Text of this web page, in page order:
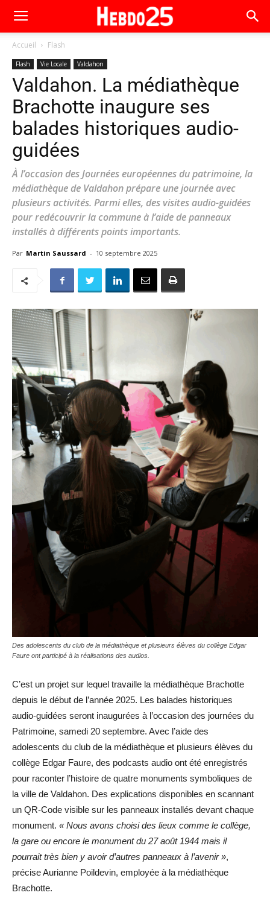
Accueil Flash
Flash Vie Locale Valdahon
Valdahon. La médiathèque
Brachotte inaugure ses
balades historiques audio-
guidées
À l’occasion des Journées européennes du patrimoine, la
médiathèque de Valdahon prépare une journée avec
plusieurs activités. Parmi elles, des visites audio-guidées
pour redécouvrir la commune à l’aide de panneaux
installés à différents points importants.
Par Martin Saussard - 10 septembre 2025
Des adolescents du club de la médiathèque et plusieurs élèves du collège Edgar
Faure ont participé à la réalisations des audios.
C’est un projet sur lequel travaille la médiathèque Brachotte
depuis le début de l’année 2025. Les balades historiques
audio-guidées seront inaugurées à l’occasion des journées du
Patrimoine, samedi 20 septembre. Avec l’aide des
adolescents du club de la médiathèque et plusieurs élèves du
collège Edgar Faure, des podcasts audio ont été enregistrés
pour raconter l’histoire de quatre monuments symboliques de
la ville de Valdahon. Des explications disponibles en scannant
un QR-Code visible sur les panneaux installés devant chaque
monument. « Nous avons choisi des lieux comme le collège,
la gare ou encore le monument du 27 août 1944 mais il
pourrait très bien y avoir d’autres panneaux à l’avenir »,
précise Aurianne Poildevin, employée à la médiathèque
Brachotte.